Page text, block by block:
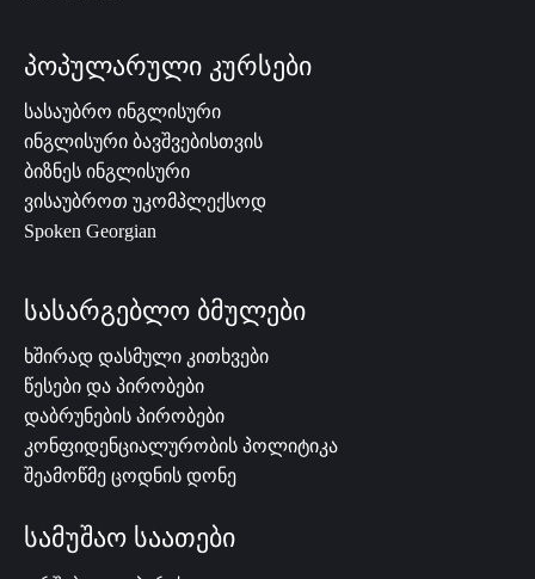
პოპულარული კურსები
სასაუბრო ინგლისური
ინგლისური ბავშვებისთვის
ბიზნეს ინგლისური
ვისაუბროთ უკომპლექსოდ
Spoken Georgian
სასარგებლო ბმულები
ხშირად დასმული კითხვები
წესები და პირობები
დაბრუნების პირობები
კონფიდენციალურობის პოლიტიკა
შეამოწმე ცოდნის დონე
სამუშაო საათები